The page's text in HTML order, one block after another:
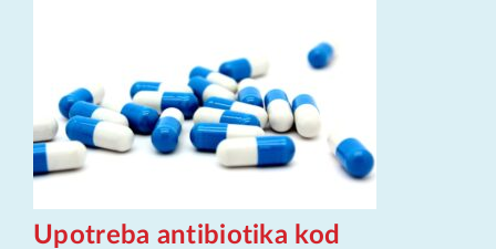
Upotreba antibiotika kod